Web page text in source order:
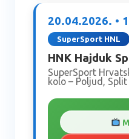
20.04.2026. •
SuperSport HNL
HNK Hajduk
SuperSport
kolo – Poljud, Split